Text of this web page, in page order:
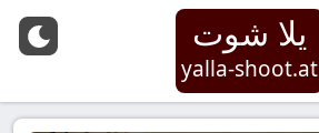
يلا شوت
yalla-shoot.at